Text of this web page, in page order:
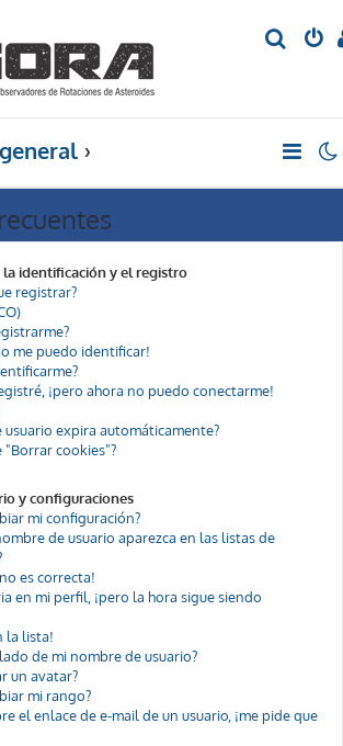
la identificación y el registro
registrar?
me puedo identificar!
¡pero ahora no puedo conectarme!
usuario expira automáticamente?
"Borrar cookies"?
y configuraciones
mi configuración?
de usuario aparezca en las listas de
es correcta!
en mi perfil, ¡pero la hora sigue siendo
la lista!
de mi nombre de usuario?
un avatar?
mi rango?
el enlace de e-mail de un usuario, ¡me pide que